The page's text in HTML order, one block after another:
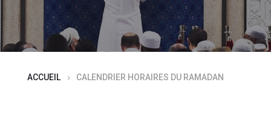
ACCUEIL CALENDRIER HORAIRES DU RAMADAN